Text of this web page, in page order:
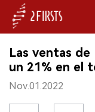
INICIO
EMPRESA
Las ventas de
un 21% en el
Nov.01.2022